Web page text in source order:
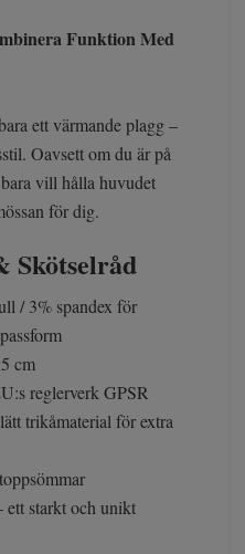
Funktion Med
ett värmande plagg –
Oavsett om du är på
vill hålla huvudet
för dig.
Skötselråd
/ 3% spandex för
cm
reglerverk GPSR
trikåmaterial för extra
ett starkt och unikt